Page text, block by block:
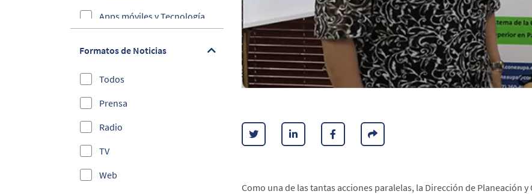
Apps móviles y Tecnología
Formatos de Noticias
Todos
Prensa
Radio
TV
Web
Como una de las tantas acciones paralelas, la Dirección de Planeación